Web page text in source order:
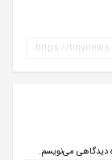
دیدگاهی می‌نویسم.